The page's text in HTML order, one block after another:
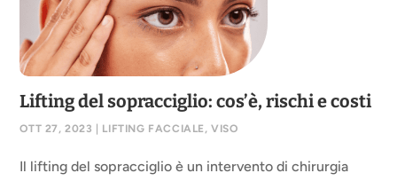
Lifting del sopracciglio: cos’è, rischi e costi
OTT 27, 2023 LIFTING FACCIALE ,VISO
Il lifting del sopracciglio è un intervento di chirurgia